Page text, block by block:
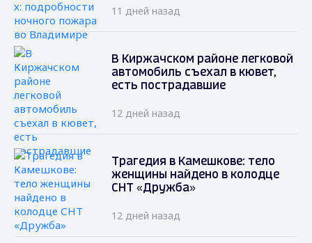
11 дней назад
В Киржачском районе легковой
автомобиль съехал в кювет,
есть пострадавшие
12 дней назад
Трагедия в Камешкове: тело
женщины найдено в колодце
СНТ «Дружба»
12 дней назад